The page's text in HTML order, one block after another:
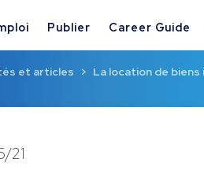
Publier Career Guide
et articles La location de
21